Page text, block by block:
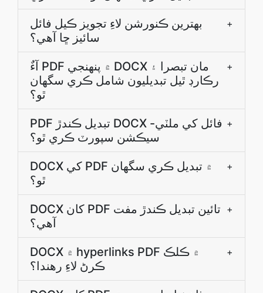
بهترين ڪنورشن لاءِ تجويز ڪيل فائل
سائيز ڇا آهي؟
+
آءٌ PDF ۾ پنھنجي DOCX مان تبصرا ۽
رڪارڊ ٿيل تبديليون شامل ڪري سگهان
ٿو؟
+
PDF تبديل ڪندڙ DOCX فائل کي ملٽي-
سيڪشن سپورٽ ڪري ٿو؟
+
DOCX کي PDF ۾ تبديل ڪري سگھان
ٿو؟
+
DOCX کان PDF تائين تبديل ڪندڙ مفت
آهي؟
+
DOCX ۾ hyperlinks PDF ۾ ڪلڪ
ڪرڻ لاءِ رھندا؟
+